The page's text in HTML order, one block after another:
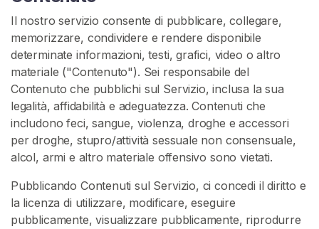
Il nostro servizio consente di pubblicare, collegare,
memorizzare, condividere e rendere disponibile
determinate informazioni, testi, grafici, video o altro
materiale ("Contenuto"). Sei responsabile del
Contenuto che pubblichi sul Servizio, inclusa la sua
legalità, affidabilità e adeguatezza. Contenuti che
includono feci, sangue, violenza, droghe e accessori
per droghe, stupro/attività sessuale non consensuale,
alcol, armi e altro materiale offensivo sono vietati.
Pubblicando Contenuti sul Servizio, ci concedi il diritto e
la licenza di utilizzare, modificare, eseguire
pubblicamente, visualizzare pubblicamente, riprodurre
a
t
t
o
/
S
u
p
p
o
t
o